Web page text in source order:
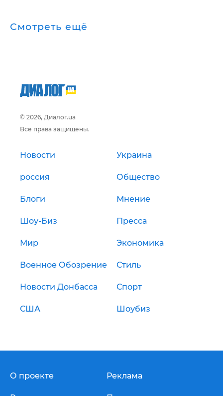
Смотреть ещё
© 2026, Диалог.ua
Все права защищены.
Новости Украина
россия Общество
Блоги Мнение
Шоу-Биз Пресса
Мир Экономика
Военное Обозрение Стиль
Новости Донбасса Спорт
США Шоубиз
О проекте Реклама